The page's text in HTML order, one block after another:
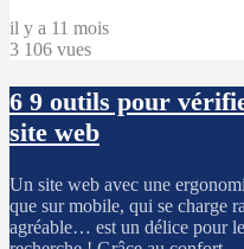
il y a 11 mois
3 106 vues
6 9 outils pour
site web
Un site web avec une
que sur mobile, qui se charge
agréable… est un délice pour